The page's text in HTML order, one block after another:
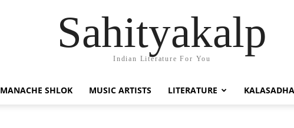
Sahityakalp
Indian Literature For You
MANACHE SHLOK MUSIC ARTISTS LITERATURE